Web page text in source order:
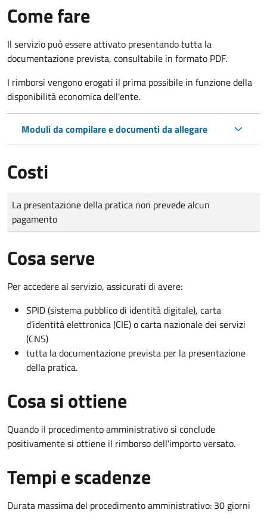
Come fare
Il servizio può essere attivato presentando tutta la
documentazione prevista, consultabile in formato PDF.
I rimborsi vengono erogati il prima possibile in funzione della
disponibilità economica dell'ente.
Moduli da compilare e documenti da allegare
Costi
Tipo di pagamento
Importo
La presentazione della pratica non prevede alcun
pagamento
Cosa serve
Per accedere al servizio, assicurati di avere:
SPID (sistema pubblico di identità digitale), carta
d’identità elettronica (CIE) o carta nazionale dei servizi
(CNS)
tutta la documentazione prevista per la presentazione
della pratica.
Cosa si ottiene
Quando il procedimento amministrativo si conclude
positivamente si ottiene il rimborso dell'importo versato.
Tempi e scadenze
Durata massima del procedimento amministrativo: 30 giorni